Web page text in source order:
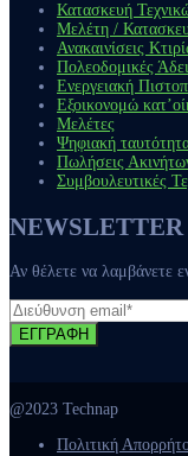
Κατασκευή
Μελέτη /
Ανακαινίσεις
Πολεοδομικές
Ενεργειακή
Εξοικονομώ
Μελέτες
Ψηφιακή
Πωλήσεις
Συμβουλευτικές
NEWSLETTER
Αν θέλετε να λαμβάνετε
ΕΓΓΡΑΦΗ
@2023 Technap
Πολιτική